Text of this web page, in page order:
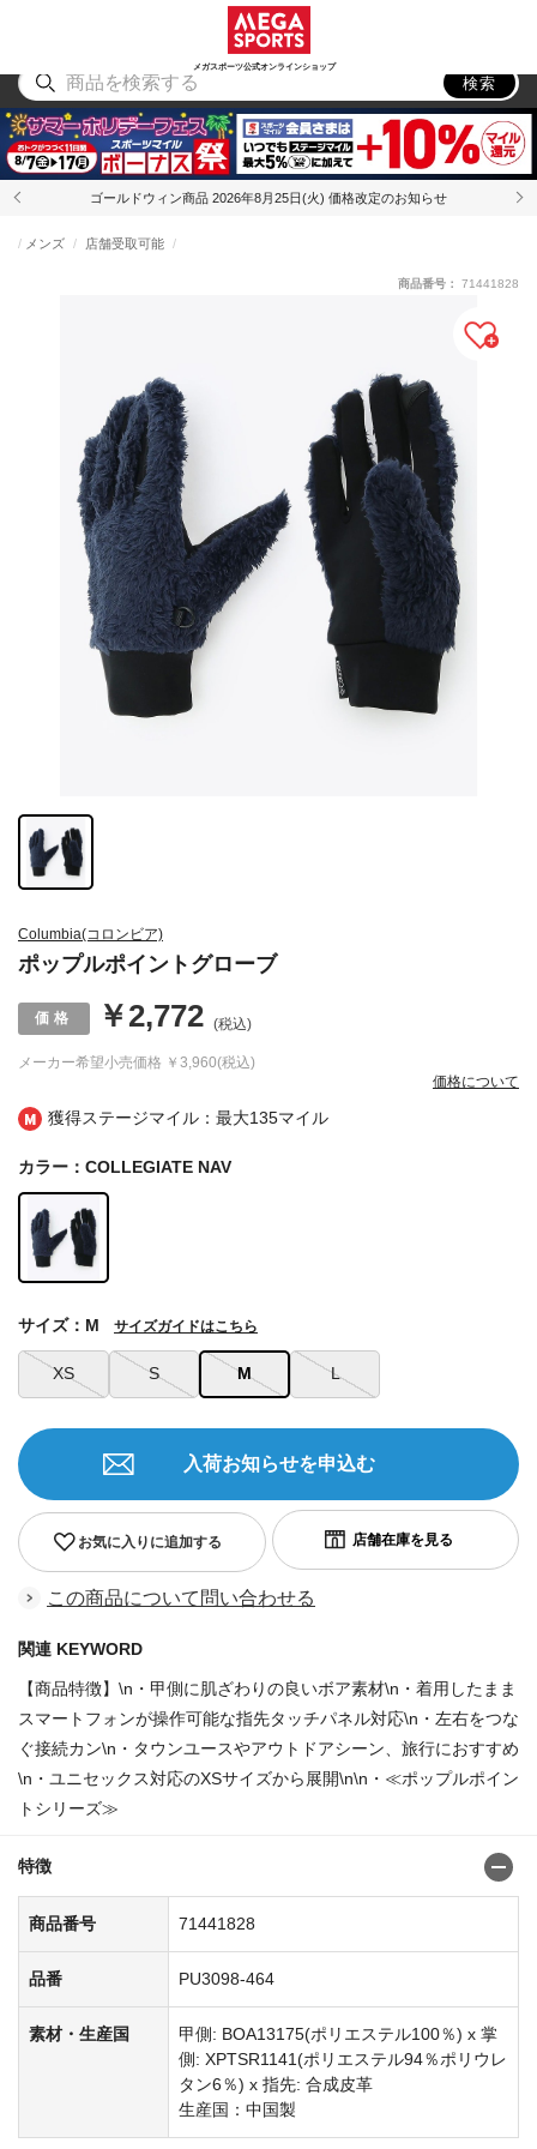
メガスポーツ公式オンラインショップ
アウトドア
検索
ゴールドウィン商品 2026年8月25日(火) 価格改定のお知らせ
獲得ステージマイル：最大135マイル
Columbia(コロンビア)
ポップルポイントグローブ
メンズ 店舗受取可能
メーカー希望小売価格 ￥3,960(税込)
￥2,772 (税込)
価格について
商品番号： 71441828
カラー：COLLEGIATE NAV
XS S M L
サイズ：M サイズガイドはこちら
お気に入りに追加する
入荷お知らせを申込む
この商品について問い合わせる
関連 KEYWORD
【商品特徴】\n・甲側に肌ざわりの良いボア素材\n・着用したまま
スマートフォンが操作可能な指先タッチパネル対応\n・左右をつな
ぐ接続カン\n・タウンユースやアウトドアシーン、旅行におすすめ
\n・ユニセックス対応のXSサイズから展開\n\n・≪ポップルポイン
トシリーズ≫
特徴
商品番号 71441828
品番 PU3098-464
素材・生産国
甲側: BOA13175(ポリエステル100％) x 掌
側: XPTSR1141(ポリエステル94％ポリウレ
タン6％) x 指先: 合成皮革
生産国：中国製